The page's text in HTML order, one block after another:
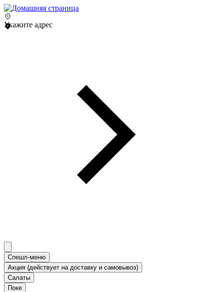
Укажите адрес
Спешл-меню
Акция (действует на доставку и самовывоз)
Салаты
Поке